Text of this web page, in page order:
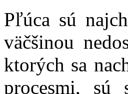
Pľúca sú
väčšinou
ktorých sa
procesmi, sú